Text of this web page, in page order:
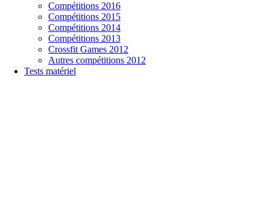
Compétitions 2016
Compétitions 2015
Compétitions 2014
Compétitions 2013
Crossfit Games 2012
Autres compétitions 2012
Tests matériel